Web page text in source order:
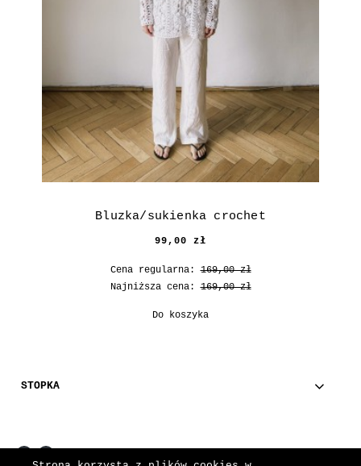
Bluzka/sukienka crochet
99,00 zł
Cena regularna:169,00 zł
Najniższa cena:169,00 zł
Do koszyka
STOPKA